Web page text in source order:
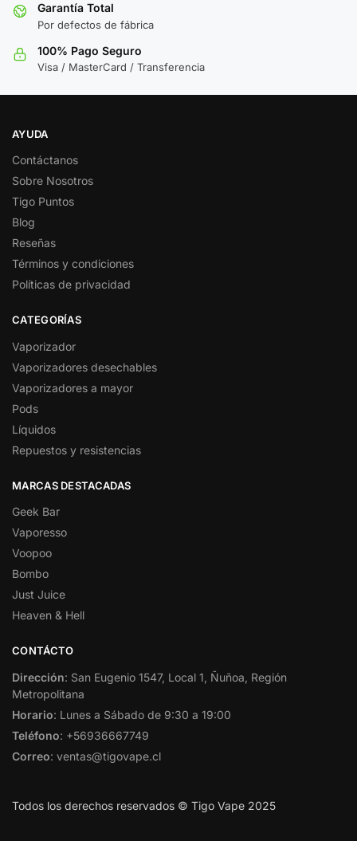
Garantía Total
Por defectos de fábrica
100% Pago Seguro
Visa / MasterCard / Transferencia
AYUDA
Contáctanos
Sobre Nosotros
Tigo Puntos
Blog
Reseñas
Términos y condiciones
Políticas de privacidad
CATEGORÍAS
Vaporizador
Vaporizadores desechables
Vaporizadores a mayor
Pods
Líquidos
Repuestos y resistencias
MARCAS DESTACADAS
Geek Bar
Vaporesso
Voopoo
Bombo
Just Juice
Heaven & Hell
CONTÁCTO
Dirección: San Eugenio 1547, Local 1, Ñuñoa, Región
Metropolitana
Horario: Lunes a Sábado de 9:30 a 19:00
Teléfono: +56936667749
Correo: ventas@tigovape.cl
Todos los derechos reservados © Tigo Vape 2025